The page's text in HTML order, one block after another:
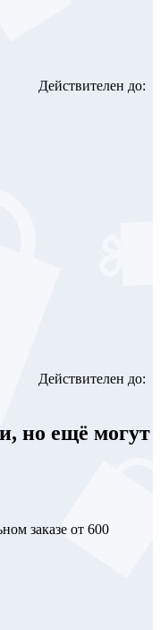
Действителен до:
Действителен до:
но ещё могут
заказе от 600